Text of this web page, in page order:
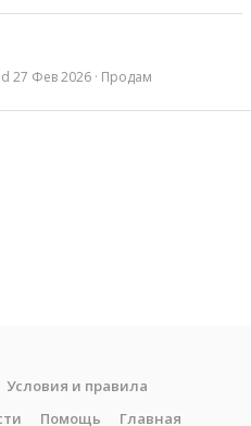
Продам
27 Фев 2026
Условия и правила
Помощь Главная